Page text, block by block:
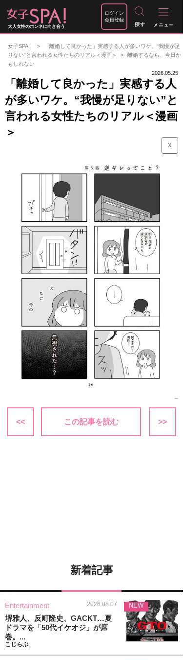
大人女性のホンネに向き合う
ログイン
会員登録
女子SPA！
「離婚して良かった」実感する人が多いワケ。“我慢が足
りない”と言われる女性たちのリアル＜漫画＞
離婚するなら、今日か
もしれない
2026.05.25
「離婚して良かった」実感する人
が多いワケ。“我慢が足りない”と
言われる女性たちのリアル＜漫画
＞
☓
<< この記事を読む >>
新着記事
Entertainment 2026.08.07
堺雅人、反町隆史、GACKT…夏
ドラマを「50代イケオジ」が席
巻。...
こじらぶ
NEW